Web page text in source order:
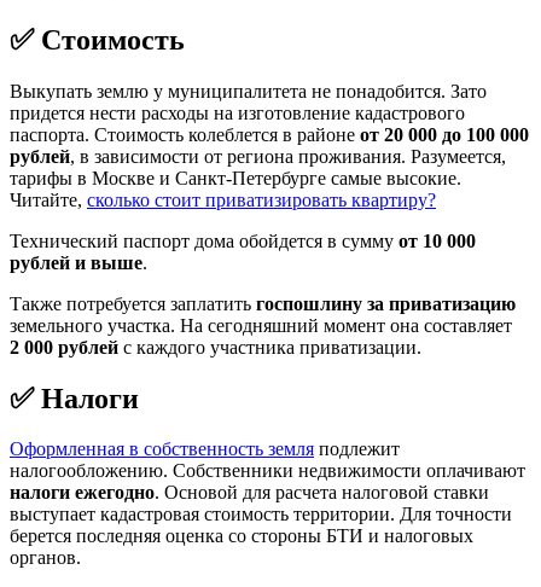
✅ Стоимость
Выкупать землю у муниципалитета не понадобится. Зато
придется нести расходы на изготовление кадастрового
паспорта. Стоимость колеблется в районе от 20 000 до 100 000
рублей, в зависимости от региона проживания. Разумеется,
тарифы в Москве и Санкт-Петербурге самые высокие.
Читайте, сколько стоит приватизировать квартиру?
Технический паспорт дома обойдется в сумму от 10 000
рублей и выше.
Также потребуется заплатить госпошлину за приватизацию
земельного участка. На сегодняшний момент она составляет
2 000 рублей с каждого участника приватизации.
✅ Налоги
Оформленная в собственность земля подлежит
налогообложению. Собственники недвижимости оплачивают
налоги ежегодно. Основой для расчета налоговой ставки
выступает кадастровая стоимость территории. Для точности
берется последняя оценка со стороны БТИ и налоговых
органов.